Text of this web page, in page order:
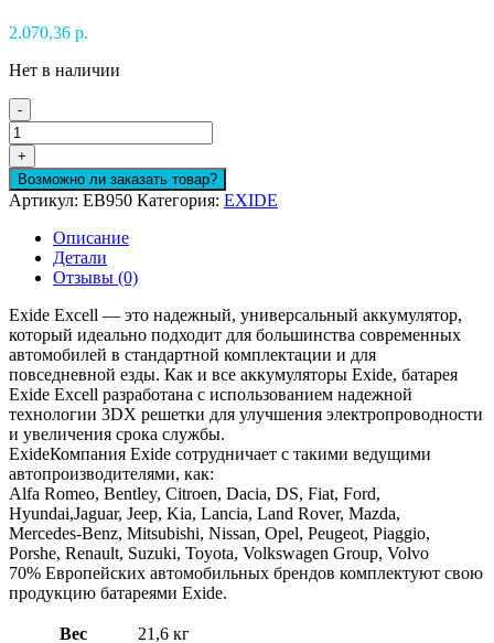
2.070,36 р.
Нет в наличии
-
Количество
товара
Акк
95
Ah
EXIDE
Excell
+
Возможно ли заказать товар?
Артикул: EB950 Категория: EXIDE
Описание
Детали
Отзывы (0)
Exide Excell — это надежный, универсальный аккумулятор,
который идеально подходит для большинства современных
автомобилей в стандартной комплектации и для
повседневной езды. Как и все аккумуляторы Exide, батарея
Exide Excell разработана с использованием надежной
технологии 3DX решетки для улучшения электропроводности
и увеличения срока службы.
ExideКомпания Exide сотрудничает с такими ведущими
автопроизводителями, как:
Alfa Romeo, Bentley, Citroen, Dacia, DS, Fiat, Ford,
Hyundai,Jaguar, Jeep, Kia, Lancia, Land Rover, Mazda,
Mercedes-Benz, Mitsubishi, Nissan, Opel, Peugeot, Piaggio,
Porshe, Renault, Suzuki, Toyota, Volkswagen Group, Volvo
70% Европейских автомобильных брендов комплектуют свою
продукцию батареями Exide.
Вес
21,6 кг